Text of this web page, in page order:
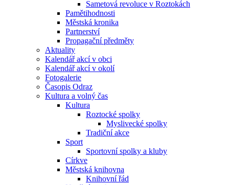
Sametová revoluce v Roztokách
Pamětihodnosti
Městská kronika
Partnerství
Propagační předměty
Aktuality
Kalendář akcí v obci
Kalendář akcí v okolí
Fotogalerie
Časopis Odraz
Kultura a volný čas
Kultura
Roztocké spolky
Myslivecké spolky
Tradiční akce
Sport
Sportovní spolky a kluby
Církve
Městská knihovna
Knihovní řád